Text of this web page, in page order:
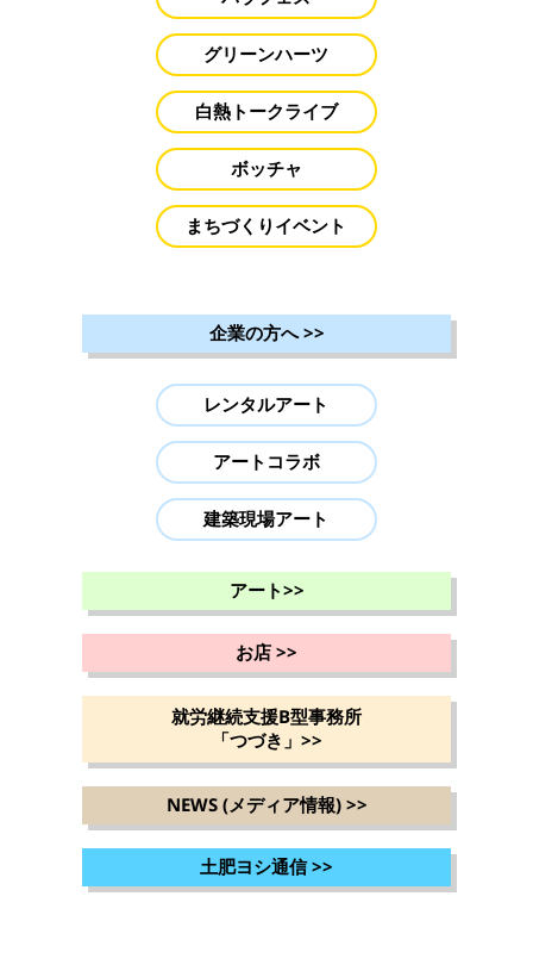
グリーンハーツ
白熱トークライブ
ボッチャ
まちづくりイベント
企業の方へ>>
レンタルアート
アートコラボ
建築現場アート
アート>>
お店>>
就労継続支援B型事務所
「つづき」 >>
NEWS (メディア情報)>>
土肥ヨシ通信>>